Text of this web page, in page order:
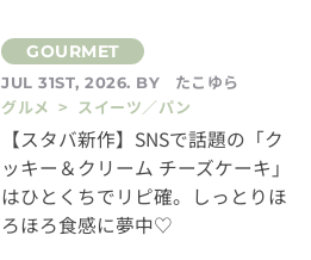
JUL 31ST, 2026. BY
たこゆら
グルメ > スイーツ／パン
【スタバ新作】SNSで話題の「ク
ッキー＆クリーム チーズケーキ」
はひとくちでリピ確。しっとりほ
ろほろ食感に夢中♡